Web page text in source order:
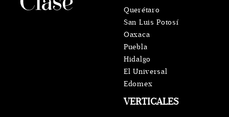
VERTICALES
Querétaro
San Luis Potosí
Oaxaca
Puebla
Hidalgo
El Universal
Edomex